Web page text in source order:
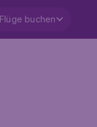
Flüge buchen